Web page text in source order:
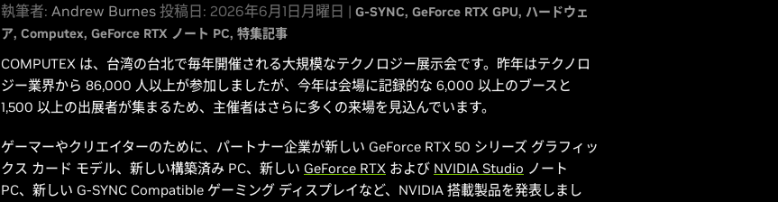
執筆者: Andrew Burnes 投稿日: 2026年6月1日月曜日 | G-SYNC GeForce RTX GPU ハードウェ
ア Computex GeForce RTX ノート PC 特集記事
COMPUTEX は、台湾の台北で毎年開催される大規模なテクノロジー展示会です。昨年はテクノロ
ジー業界から 86,000 人以上が参加しましたが、今年は会場に記録的な 6,000 以上のブースと
1,500 以上の出展者が集まるため、主催者はさらに多くの来場を見込んでいます。
ゲーマーやクリエイターのために、パートナー企業が新しい GeForce RTX 50 シリーズ グラフィッ
クス カード モデル、新しい構築済み PC、新しい GeForce RTX および NVIDIA Studio ノート
PC、新しい G-SYNC Compatible ゲーミング ディスプレイなど、NVIDIA 搭載製品を発表しまし